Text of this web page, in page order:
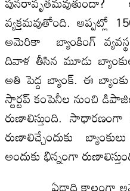
వ్యక్తమవుతోంది. అప్పట్లో
అమెరికా బ్యాంకింగ్‌ వ్యవస్థ
దివాళ తీసిన మూడు
అతి పెద్ద బ్యాంక్‌. ఈ
స్టార్టప్‌ కంపెనీల నుంచి
రుణాలిస్తుంది.
రుణాలిచ్చేందుకు
అందుకు భిన్నంగా